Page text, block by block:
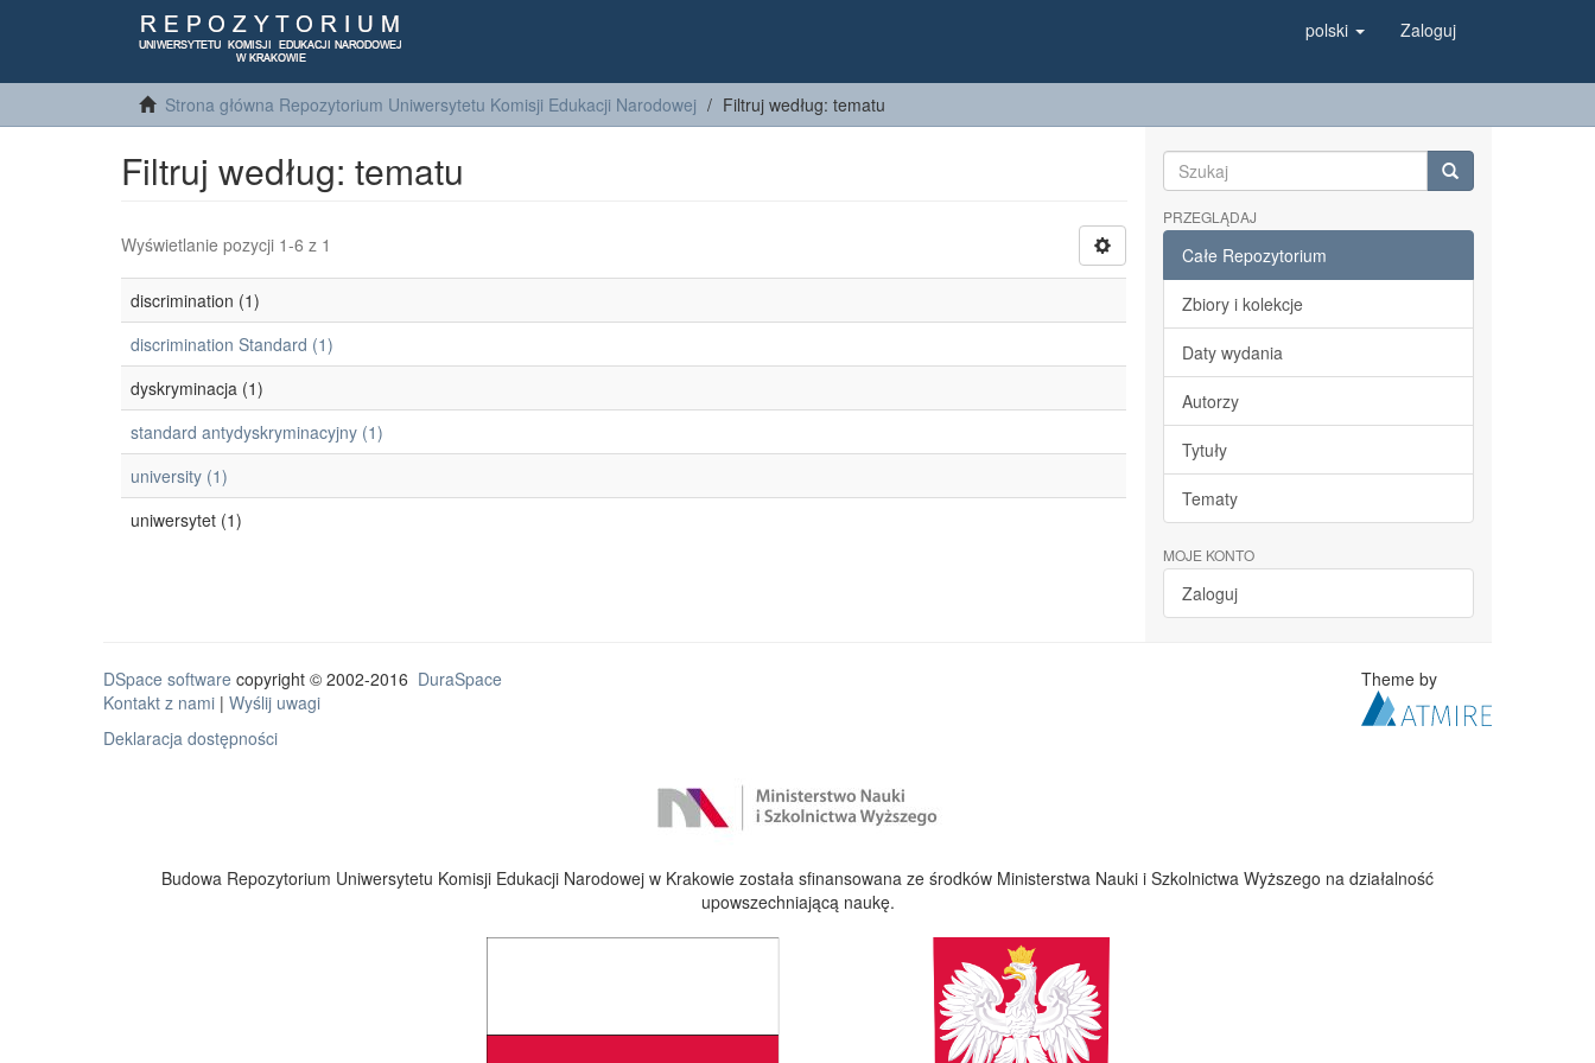
polski Zaloguj
Strona główna Repozytorium Uniwersytetu Komisji Edukacji Narodowej Filtruj według: tematu
Filtruj według: tematu
Wyświetlanie pozycji 1-6 z 1
discrimination (1)
discrimination Standard (1)
dyskryminacja (1)
standard antydyskryminacyjny (1)
university (1)
uniwersytet (1)
PRZEGLĄDAJ
Całe Repozytorium
Zbiory i kolekcje
Daty wydania
Autorzy
Tytuły
Tematy
MOJE KONTO
Zaloguj
DSpace software copyright © 2002-2016 DuraSpace
Kontakt z nami | Wyślij uwagi
Deklaracja dostępności
Theme by
Budowa Repozytorium Uniwersytetu Komisji Edukacji Narodowej w Krakowie została sfinansowana ze środków Ministerstwa Nauki i Szkolnictwa Wyższego na działalność
upowszechniającą naukę.